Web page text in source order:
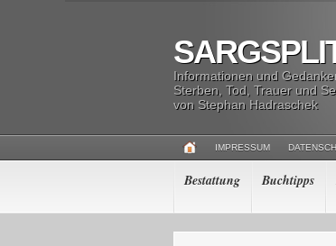
Informationen und
Sterben, Tod, Trauer und
von Stephan Hadraschek
IMPRESSUM
Bestattung Buchtipps